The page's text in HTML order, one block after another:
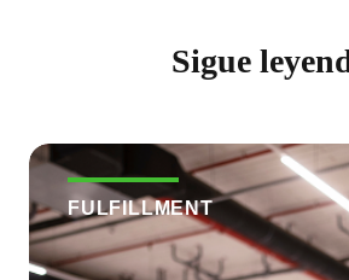
Sigue
FULFILLMENT